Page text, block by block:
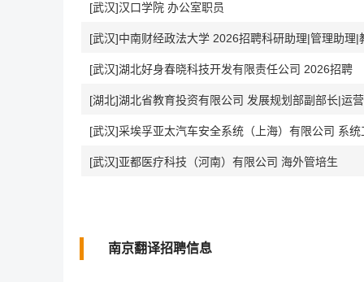
[武汉]汉口学院 办公室职员
[武汉]中南财经政法大学 2026招聘科研助理|管理助理|
[武汉]湖北好身春晓科技开发有限责任公司 2026招聘
[湖北]湖北省教育投资有限公司 发展规划部副部长|运
[武汉]采埃孚亚太汽车安全系统（上海）有限公司 系
[武汉]亚都医疗科技（河南）有限公司 海外管培生
南京翻译招聘信息